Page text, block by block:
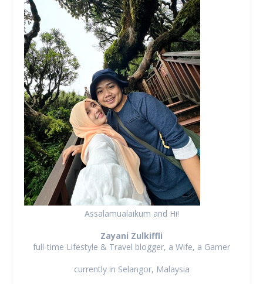
Assalamualaikum and Hi!
Zayani Zulkiffli
full-time Lifestyle & Travel blogger, a Wife, a Gamer
currently in Selangor, Malaysia